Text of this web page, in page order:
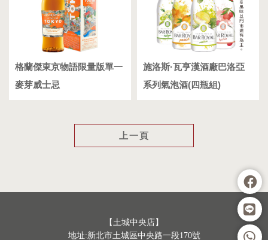
格蘭傑東京物語限量版單一
麥芽威士忌
施洛斯·瓦亨漢酒廠巴洛亞
系列氣泡酒(四瓶組)
上一頁
【土城中央店】
地址:新北市土城區中央路一段170號